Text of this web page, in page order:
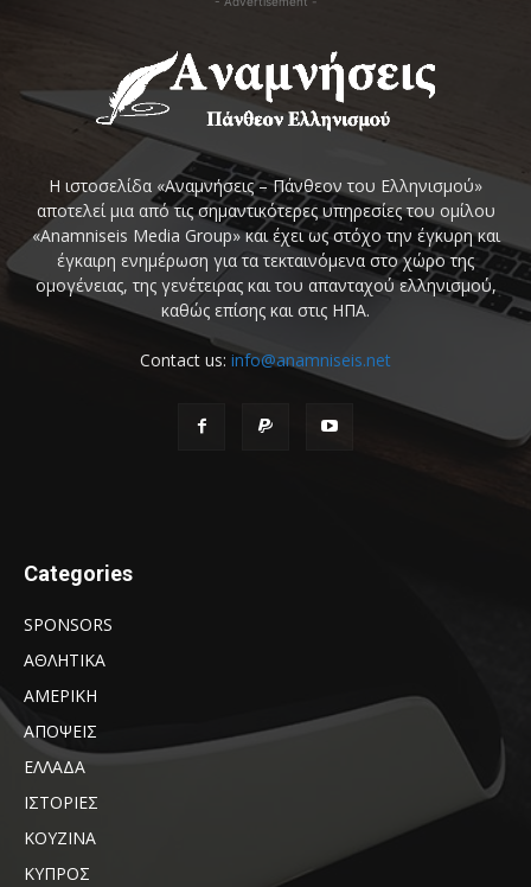
Η ιστοσελίδα «Αναμνήσεις – Πάνθεον του Ελληνισμού»
αποτελεί μια από τις σημαντικότερες υπηρεσίες του ομίλου
«Anamniseis Media Group» και έχει ως στόχο την έγκυρη και
έγκαιρη ενημέρωση για τα τεκταινόμενα στο χώρο της
ομογένειας, της γενέτειρας και του απανταχού ελληνισμού,
καθώς επίσης και στις ΗΠΑ.
Contact us: info@anamniseis.net
Categories
SPONSORS
ΑΘΛΗΤΙΚΑ
ΑΜΕΡΙΚΗ
ΑΠΟΨΕΙΣ
ΕΛΛΑΔΑ
ΙΣΤΟΡΙΕΣ
ΚΟΥΖΙΝΑ
ΚΥΠΡΟΣ